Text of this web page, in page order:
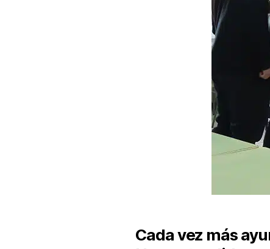
Cada vez más